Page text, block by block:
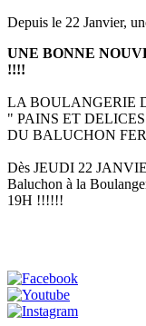
Depuis le 22 Janvier,
UNE BONNE
!!!!
LA BOULANGERIE
" PAINS ET
DU BALUCHON
Dès JEUDI 22
Baluchon à la
19H !!!!!!